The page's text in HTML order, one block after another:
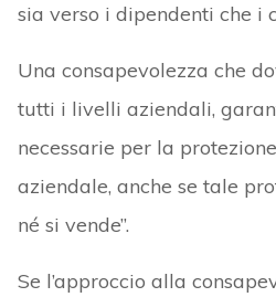
sia verso i dipendenti che i
Una consapevolezza che
tutti i livelli aziendali,
necessarie per la
aziendale, anche se tale
né si vende”.
Se l’approccio alla